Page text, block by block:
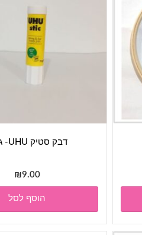
דבק סטיק UHU- גדול
₪9.00
הוסף לסל